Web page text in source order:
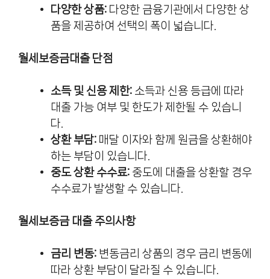
다양한 상품: 다양한 금융기관에서 다양한 상
품을 제공하여 선택의 폭이 넓습니다.
월세보증금대출 단점
소득 및 신용 제한: 소득과 신용 등급에 따라
대출 가능 여부 및 한도가 제한될 수 있습니
다.
상환 부담: 매달 이자와 함께 원금을 상환해야
하는 부담이 있습니다.
중도 상환 수수료: 중도에 대출을 상환할 경우
수수료가 발생할 수 있습니다.
월세보증금 대출 주의사항
금리 변동: 변동금리 상품의 경우 금리 변동에
따라 상환 부담이 달라질 수 있습니다.